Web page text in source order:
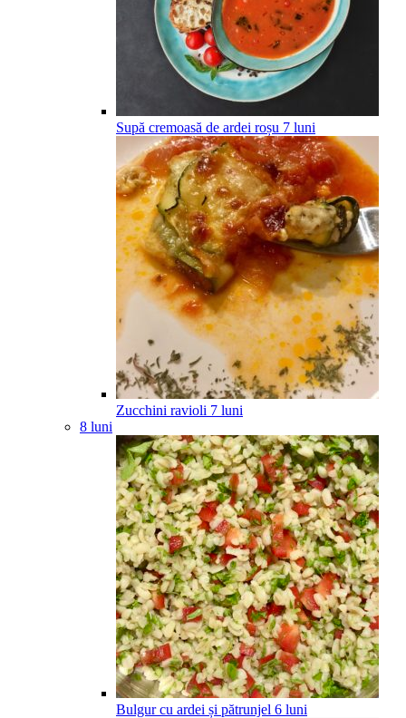
Supă cremoasă de ardei roșu 7 luni
Zucchini ravioli 7 luni
8 luni
Bulgur cu ardei și pătrunjel 6 luni